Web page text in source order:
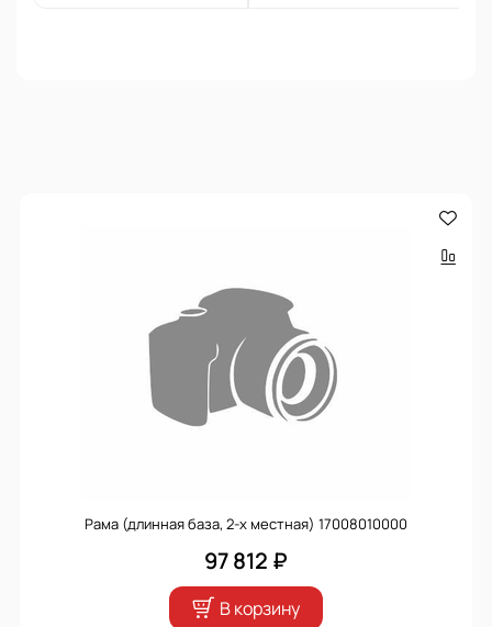
Рама (длинная база, 2-х местная) 17008010000
97 812 ₽
В корзину